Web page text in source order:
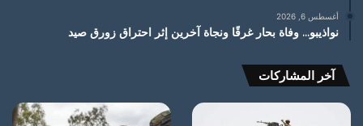
أغسطس 6, 2026
نواذيبو… وفاة بحار غرقًا ونجاة آخرين إثر احتراق زورق صيد
آخر المشاركات